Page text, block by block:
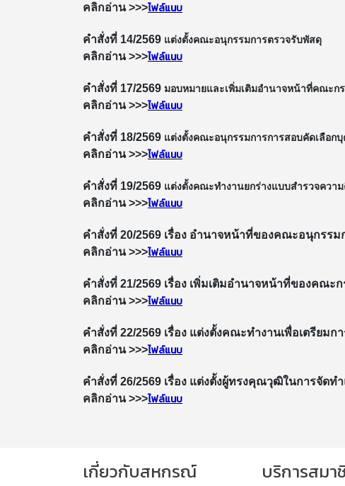
คลิกอ่าน >>>ไฟล์แนบ
คำสั่งที่ 14/2569 แต่งตั้งคณะอนุกรรมการตรวจรับพัสดุ
คลิกอ่าน >>>ไฟล์แนบ
คำสั่งที่ 17/2569 มอบหมายและเพิ่มเติมอำนาจหน้าที่คณะ
คลิกอ่าน >>>ไฟล์แนบ
คำสั่งที่ 18/2569 แต่งตั้งคณะอนุกรรมการการสอบคัดเลือก
คลิกอ่าน >>>ไฟล์แนบ
คำสั่งที่ 19/2569 แต่งตั้งคณะทำงานยกร่างแบบสำรวจควา
คลิกอ่าน >>>ไฟล์แนบ
คำสั่งที่ 20/2569 เรื่อง อำนาจหน้าที่ของคณะอนุกรรม
คลิกอ่าน >>>ไฟล์แนบ
คำสั่งที่ 21/2569 เรื่อง เพิ่มเติมอำนาจหน้าที่ของคณะ
คลิกอ่าน >>>ไฟล์แนบ
คำสั่งที่ 22/2569 เรื่อง แต่งตั้งคณะทำงานเพื่อเตรียม
คลิกอ่าน >>>ไฟล์แนบ
คำสั่งที่ 26/2569 เรื่อง แต่งตั้งผู้ทรงคุณวุฒิในการจัด
คลิกอ่าน >>>ไฟล์แนบ
เกี่ยวกับสหกรณ์ บริการสมา